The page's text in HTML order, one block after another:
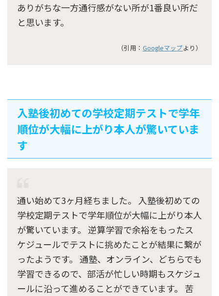
ありがちな一方通行感がない所が1番良い所だ
と思います。
（引用： Googleマップより）
入塾後初めての学校定期テストで学年
順位が大幅に上がり本人が驚いていま
す
通い始めて3ヶ月経ちました。 入塾後初めての
学校定期テストで学年順位が大幅に上がり本人
が驚いています。 逆算学習で余裕をもったス
ケジュールでテストに挑めたことが結果に繋が
ったようです。 通塾、オンライン、どちらでも
学習できるので、部活が忙しい時期もスケジュ
ールに沿って進めることができています。 苦